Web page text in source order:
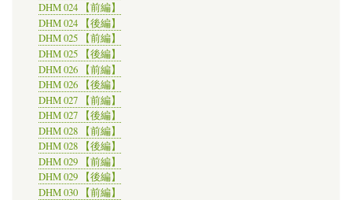
DHM 024 【前編】
DHM 024 【後編】
DHM 025 【前編】
DHM 025 【後編】
DHM 026 【前編】
DHM 026 【後編】
DHM 027 【前編】
DHM 027 【後編】
DHM 028 【前編】
DHM 028 【後編】
DHM 029 【前編】
DHM 029 【後編】
DHM 030 【前編】